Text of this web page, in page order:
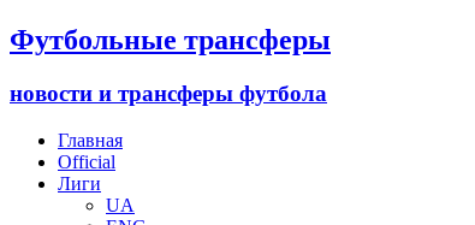
Футбольные трансферы
новости и трансферы футбола
Главная
Official
Лиги
UA